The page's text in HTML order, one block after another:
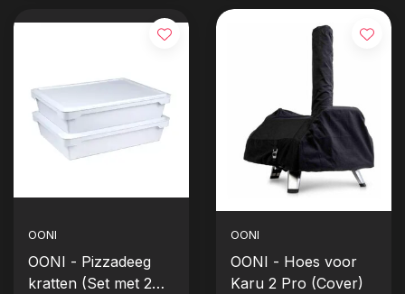
OONI
OONI - Pizzadeeg
kratten (Set met 2
OONI
OONI - Hoes voor
Karu 2 Pro (Cover)